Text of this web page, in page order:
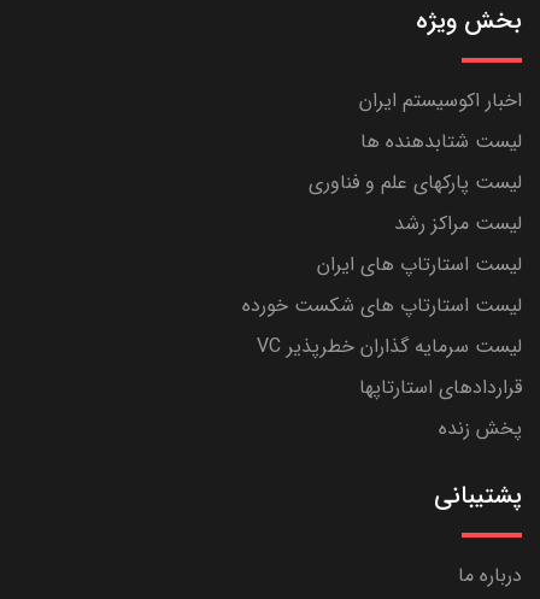
بخش ویژه
اخبار اکوسیستم ایران
لیست شتابدهنده ها
لیست پارکهای علم و فناوری
لیست مراکز رشد
لیست استارتاپ های ایران
لیست استارتاپ های شکست خورده
لیست سرمایه گذاران خطرپذیر VC
قراردادهای استارتاپها
پخش زنده
پشتیبانی
درباره ما